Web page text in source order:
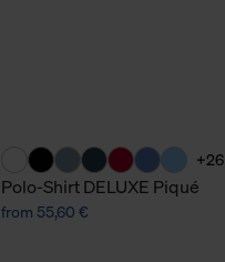
+26
Polo-Shirt DELUXE Piqué
from 55,60 €